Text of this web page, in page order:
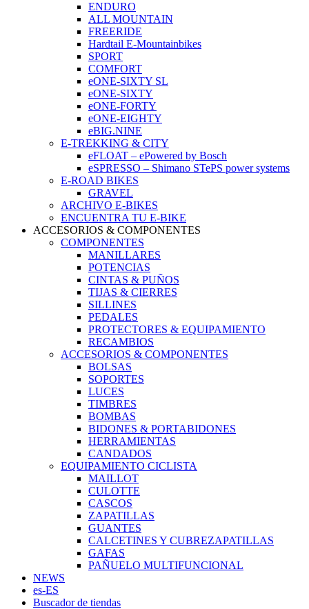
ENDURO
ALL MOUNTAIN
FREERIDE
Hardtail E-Mountainbikes
SPORT
COMFORT
eONE-SIXTY SL
eONE-SIXTY
eONE-FORTY
eONE-EIGHTY
eBIG.NINE
E-TREKKING & CITY
eFLOAT – ePowered by Bosch
eSPRESSO – Shimano STePS power systems
E-ROAD BIKES
GRAVEL
ARCHIVO E-BIKES
ENCUENTRA TU E-BIKE
ACCESORIOS & COMPONENTES
COMPONENTES
MANILLARES
POTENCIAS
CINTAS & PUÑOS
TIJAS & CIERRES
SILLINES
PEDALES
PROTECTORES & EQUIPAMIENTO
RECAMBIOS
ACCESORIOS & COMPONENTES
BOLSAS
SOPORTES
LUCES
TIMBRES
BOMBAS
BIDONES & PORTABIDONES
HERRAMIENTAS
CANDADOS
EQUIPAMIENTO CICLISTA
MAILLOT
CULOTTE
CASCOS
ZAPATILLAS
GUANTES
CALCETINES Y CUBREZAPATILLAS
GAFAS
PAÑUELO MULTIFUNCIONAL
NEWS
es-ES
Buscador de tiendas